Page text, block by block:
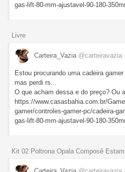
gas-lift-80-mm-ajustavel-90-180-
Livre
Carteira_Vazia @carteiravazia
Estou procurando uma cadeira
mas perdi rs...
O que acham dessa e do preço? Ou
https://www.casasbahia.com.br/
gamer/controles-gamer-pc/cadeira-
gas-lift-80-mm-ajustavel-90-180-
Kit 02 Poltrona Opala Composê